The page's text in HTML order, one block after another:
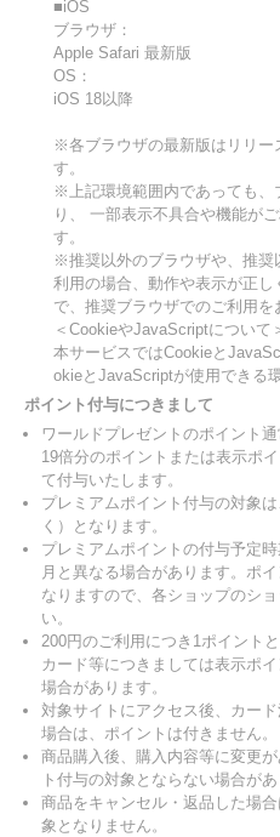
■iOS
ブラウザ：
Apple Safari 最新版
OS：
iOS 18以降
※各ブラウザの最新版はリリー
す。
※上記環境範囲内であっても、
り、 一部表示不具合や機能が
す。
※推奨以外のブラウザや、推奨
利用の場合、動作や表示が正
で、推奨ブラウザでのご利用を
＜CookieやJavaScriptについて
本サービスではCookieと
okieとJavaScriptが使用できる
ポイント付与につきまして
ワールドプレゼントのポイント
19倍分のポイントまたは表示ポ
て付与いたします。
プレミアムポイント付与の対象
く）となります。
プレミアムポイントの付与予定
月と異なる場合があります。ポ
なりますので、各ショップのシ
い。
200円のご利用につき1ポイント
カード等につきましては表示ポ
場合があります。
対象サイトにアクセス後、カー
場合は、ポイントは付きません。
商品購入後、購入内容等に変更
ト付与の対象とならない場合があ
商品をキャンセル・返品した場
象となりません。